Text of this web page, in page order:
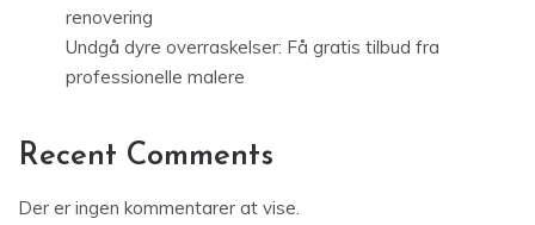
renovering
Undgå dyre overraskelser: Få gratis tilbud fra
professionelle malere
Recent Comments
Der er ingen kommentarer at vise.